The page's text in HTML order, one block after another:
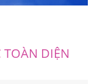
TOÀN DIỆN